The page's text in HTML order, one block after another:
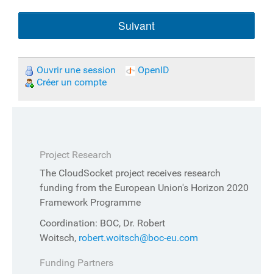
Suivant
Ouvrir une session
OpenID
Créer un compte
Project Research
The CloudSocket project receives research
funding from the European Union's Horizon 2020
Framework Programme
Coordination: BOC, Dr. Robert
Woitsch, robert.woitsch@boc-eu.com
Funding Partners